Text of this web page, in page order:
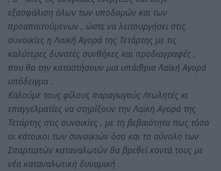
εξασφάλιση όλων των υποδομών και των
προαπαιτούμενων , ώστε να λειτουργήσει στις
συνοικίες η Λαϊκή Αγορά της Τετάρτης με τις
καλύτερες δυνατές συνθήκες και προδιαγραφές ,
που θα την καταστήσουν μια υπάιθρια Λαϊκή Αγορά
υπόδειγμα .
Καλούμε τους φίλους παραγωγούς /πωλητές κι
επαγγελματίες να στηρίξουν την Λαϊκή Αγορά της
Τετάρτης στις συνοικίες , με τη βεβαιότητα πως τόσο
οι κάτοικοι των συνοικιών όσο και το σύνολο των
Σπαρτιατών καταναλωτών θα βρεθεί κοντά τους με
νέα καταναλωτική δυναμική .